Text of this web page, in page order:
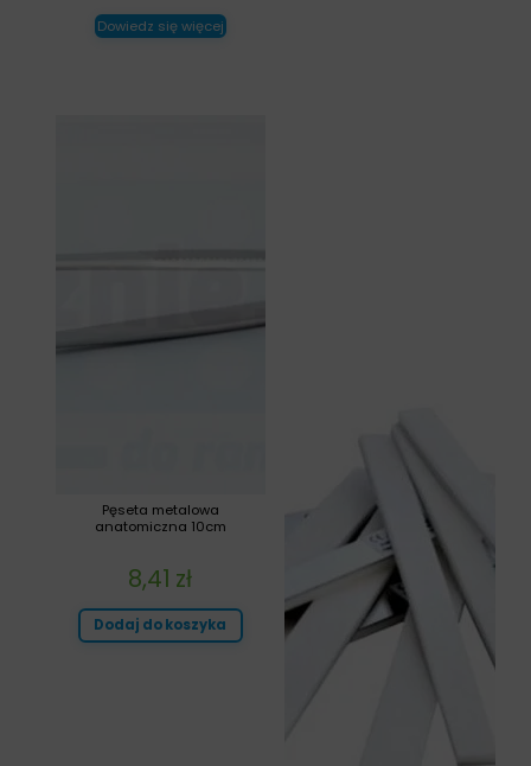
Dowiedz się więcej
Pęseta metalowa
anatomiczna 10cm
8,41 zł
Dodaj do koszyka